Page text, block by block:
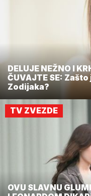
DELUJE NEŽNO I
ČUVAJTE SE:
Zodijaka?
TV ZVEZDE
OVU SLAVNU